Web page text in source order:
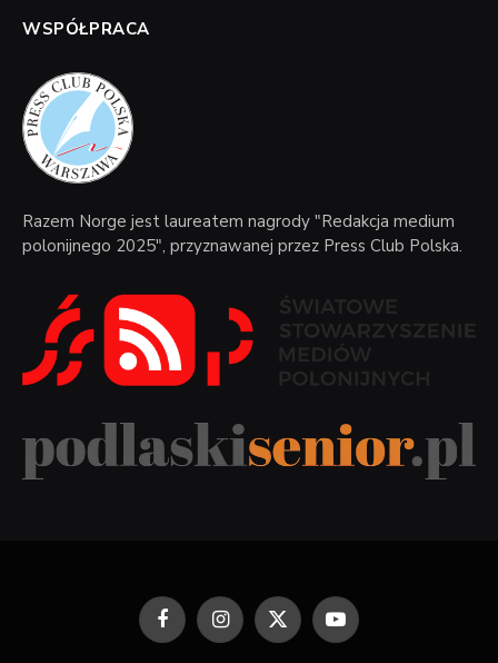
WSPÓŁPRACA
Razem Norge jest laureatem nagrody "Redakcja medium
polonijnego 2025", przyznawanej przez Press Club Polska.
FacebookInstagram
X
(Twitter)
YouTube